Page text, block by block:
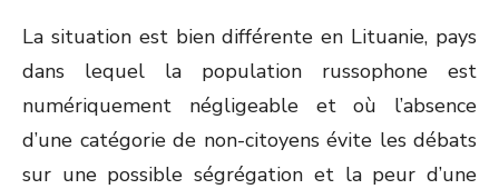
La situation est bien différente en Lituanie, pays
dans lequel la population russophone est
numériquement négligeable et où l’absence
d’une catégorie de non-citoyens évite les débats
sur une possible ségrégation et la peur d’une